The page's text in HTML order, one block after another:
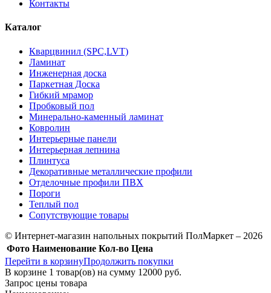
Контакты
Каталог
Кварцвинил (SPC,LVT)
Ламинат
Инженерная доска
Паркетная Доска
Гибкий мрамор
Пробковый пол
Минерально-каменный ламинат
Ковролин
Интерьерные панели
Интерьерная лепнина
Плинтуса
Декоративные металлические профили
Отделочные профили ПВХ
Пороги
Теплый пол
Сопутствующие товары
© Интернет-магазин напольных покрытий ПолМаркет – 2026
Фото Наименование Кол-во Цена
Перейти в корзинуПродолжить покупки
В корзине 1 товар(ов) на сумму 12000 руб.
Запрос цены товара